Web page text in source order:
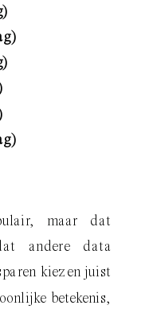
maar dat
andere data
kiezen juist
betekenis,